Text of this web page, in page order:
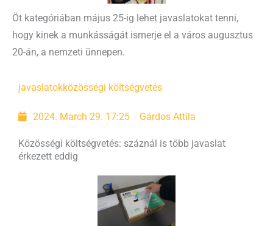
Öt kategóriában május 25-ig lehet javaslatokat tenni,
hogy kinek a munkásságát ismerje el a város augusztus
20-án, a nemzeti ünnepen.
javaslatokközösségi költségvetés
2024. March 29. 17:25 Gárdos Attila
Közösségi költségvetés: száznál is több javaslat
érkezett eddig